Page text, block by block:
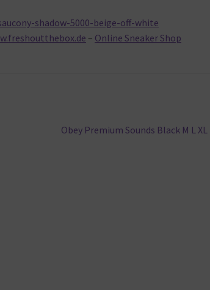
shadow-5000-beige-off-white
– Online Sneaker Shop
Nächster
Obey Premium Sounds Black M L XL